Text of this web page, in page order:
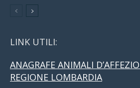
LINK UTILI:
ANAGRAFE ANIMALI
REGIONE LOMBARDIA